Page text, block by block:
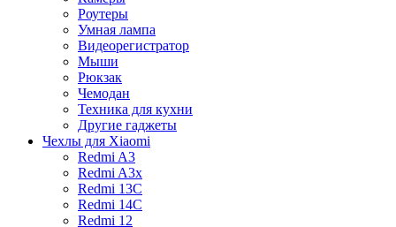
Роутеры
Умная лампа
Видеорегистратор
Мыши
Рюкзак
Чемодан
Техника для кухни
Другие гаджеты
Чехлы для Xiaomi
Redmi A3
Redmi A3x
Redmi 13C
Redmi 14C
Redmi 12